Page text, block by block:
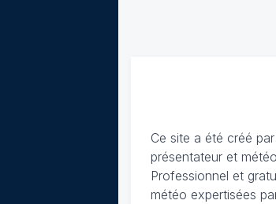
Ce site a été créé par
présentateur et
Professionnel et
météo expertisées